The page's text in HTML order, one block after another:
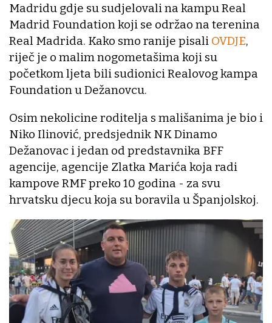
Madridu gdje su sudjelovali na kampu Real
Madrid Foundation koji se održao na terenina
Real Madrida. Kako smo ranije pisali OVDJE,
riječ je o malim nogometašima koji su
početkom ljeta bili sudionici Realovog kampa
Foundation u Dežanovcu.
Osim nekolicine roditelja s mališanima je bio i
Niko Ilinović, predsjednik NK Dinamo
Dežanovac i jedan od predstavnika BFF
agencije, agencije Zlatka Marića koja radi
kampove RMF preko 10 godina - za svu
hrvatsku djecu koja su boravila u Španjolskoj.